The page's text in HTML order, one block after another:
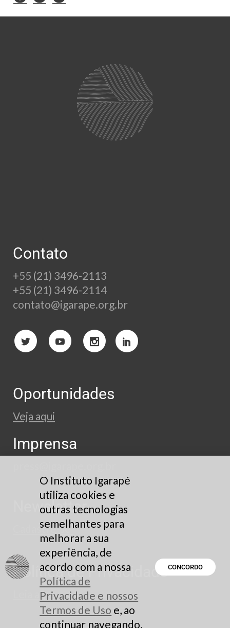
Contato
+55 (21) 3496-2113
+55 (21) 3496-2114
contato@igarape.org.br
Oportunidades
Veja aqui
Imprensa
Newsletter
Cadastre-se
Política de Privacidade
Leia aqui
O Instituto Igarapé
utiliza cookies e
outras tecnologias
semelhantes para
melhorar a sua
experiência, de
acordo com a nossa
Política de
Privacidade e nossos
Termos de Uso e, ao
continuar navegando,
CONCORDO